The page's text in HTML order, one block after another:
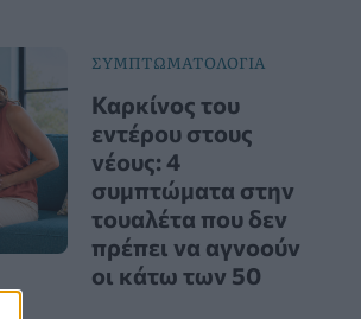
ΣΥΜΠΤΩΜΑΤΟΛΟΓΙΑ
Καρκίνος του
εντέρου στους
νέους: 4
συμπτώματα στην
τουαλέτα που δεν
πρέπει να αγνοούν
οι κάτω των 50